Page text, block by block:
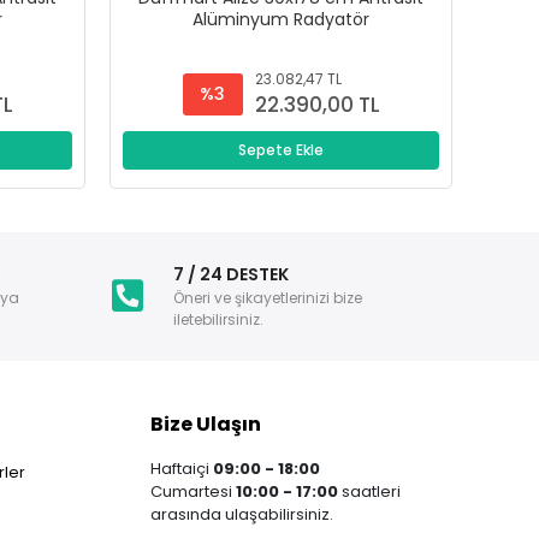
Alüminyum Radyatör
%3
23.082,47 TL
22.390,00 TL
Sepete Ekle
7 / 24 DESTEK
Öneri ve şikayetlerinizi bize
iletebilirsiniz.
Bize Ulaşın
Haftaiçi 09:00 - 18:00
Cumartesi 10:00 - 17:00saatleri
arasında ulaşabilirsiniz.